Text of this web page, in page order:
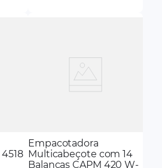
Empacotadora
Multicabeçote com 14
Balanças CAPM 420 W-